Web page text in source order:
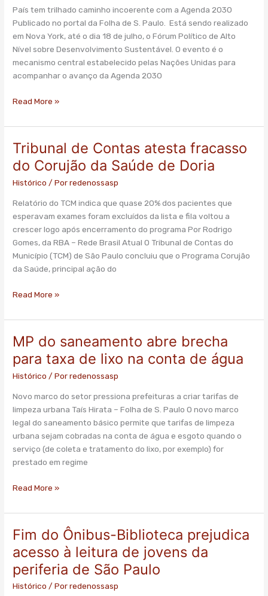
País tem trilhado caminho incoerente com a Agenda 2030
Publicado no portal da Folha de S. Paulo. Está sendo realizado
em Nova York, até o dia 18 de julho, o Fórum Político de Alto
Nível sobre Desenvolvimento Sustentável. O evento é o
mecanismo central estabelecido pelas Nações Unidas para
acompanhar o avanço da Agenda 2030
Jorge
Abrahão
Read More »
Tribunal de Contas atesta fracasso
do Corujão da Saúde de Doria
Histórico / Porredenossasp
Relatório do TCM indica que quase 20% dos pacientes que
esperavam exames foram excluídos da lista e fila voltou a
crescer logo após encerramento do programa Por Rodrigo
Gomes, da RBA – Rede Brasil Atual O Tribunal de Contas do
Município (TCM) de São Paulo concluiu que o Programa Corujão
da Saúde, principal ação do
Tribunal
de
Contas
atesta
Read More »
MP do saneamento abre brecha
para taxa de lixo na conta de água
Histórico / Porredenossasp
Novo marco do setor pressiona prefeituras a criar tarifas de
limpeza urbana Taís Hirata – Folha de S. Paulo O novo marco
legal do saneamento básico permite que tarifas de limpeza
urbana sejam cobradas na conta de água e esgoto quando o
serviço (de coleta e tratamento do lixo, por exemplo) for
prestado em regime
MP
saneamento
abre
de
Read More »
Fim do Ônibus-Biblioteca prejudica
acesso à leitura de jovens da
periferia de São Paulo
Histórico / Porredenossasp
Fim
Ônibus-
Biblioteca
prejudica